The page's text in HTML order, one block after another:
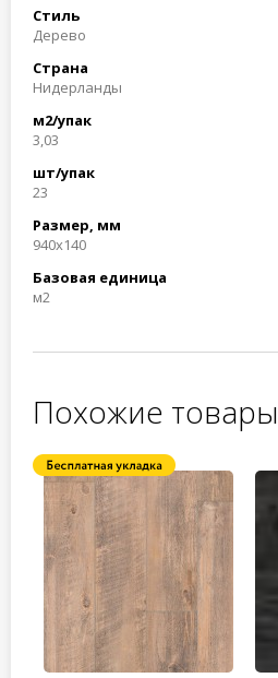
Стиль
Дерево
Страна
Нидерланды
м2/упак
3,03
шт/упак
23
Размер, мм
940x140
Базовая единица
м2
Похожие товары